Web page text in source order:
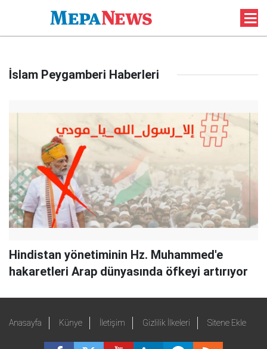
İslam Peygamberi Haberleri
Hindistan yönetiminin Hz. Muhammed'e
hakaretleri Arap dünyasında öfkeyi artırıyor
Anasayfa Künye İletişim Gizlilik İlkeleri Sitene Ekle